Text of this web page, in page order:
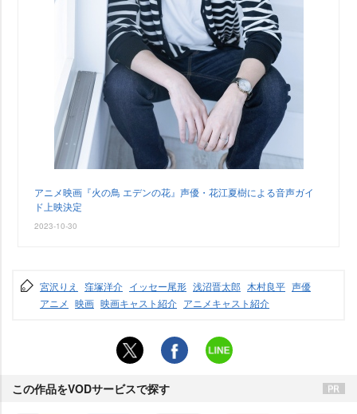
アニメ映画『火の鳥 エデンの花』声優・花江夏樹による音声ガイ
ド上映決定
2023-10-30
宮沢りえ 窪塚洋介 イッセー尾形 浅沼晋太郎 木村良平 声優
アニメ 映画 映画キャスト紹介 アニメキャスト紹介
この作品をVODサービスで探す